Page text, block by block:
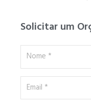
Solicitar um
Nome
*
Email
*